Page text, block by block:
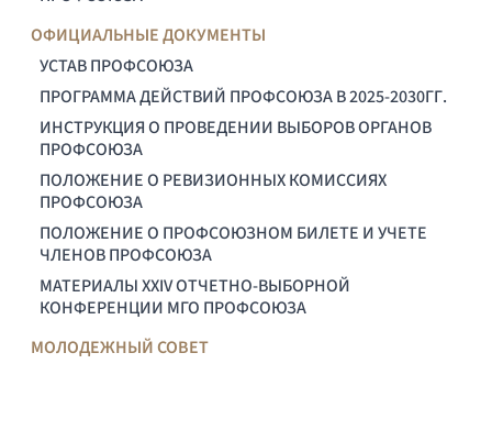
ОФИЦИАЛЬНЫЕ ДОКУМЕНТЫ
УСТАВ ПРОФСОЮЗА
ПРОГРАММА ДЕЙСТВИЙ ПРОФСОЮЗА В 2025-2030ГГ.
ИНСТРУКЦИЯ О ПРОВЕДЕНИИ ВЫБОРОВ ОРГАНОВ
ПРОФСОЮЗА
ПОЛОЖЕНИЕ О РЕВИЗИОННЫХ КОМИССИЯХ
ПРОФСОЮЗА
ПОЛОЖЕНИЕ О ПРОФСОЮЗНОМ БИЛЕТЕ И УЧЕТЕ
ЧЛЕНОВ ПРОФСОЮЗА
МАТЕРИАЛЫ XXIV ОТЧЕТНО-ВЫБОРНОЙ
КОНФЕРЕНЦИИ МГО ПРОФСОЮЗА
МОЛОДЕЖНЫЙ СОВЕТ